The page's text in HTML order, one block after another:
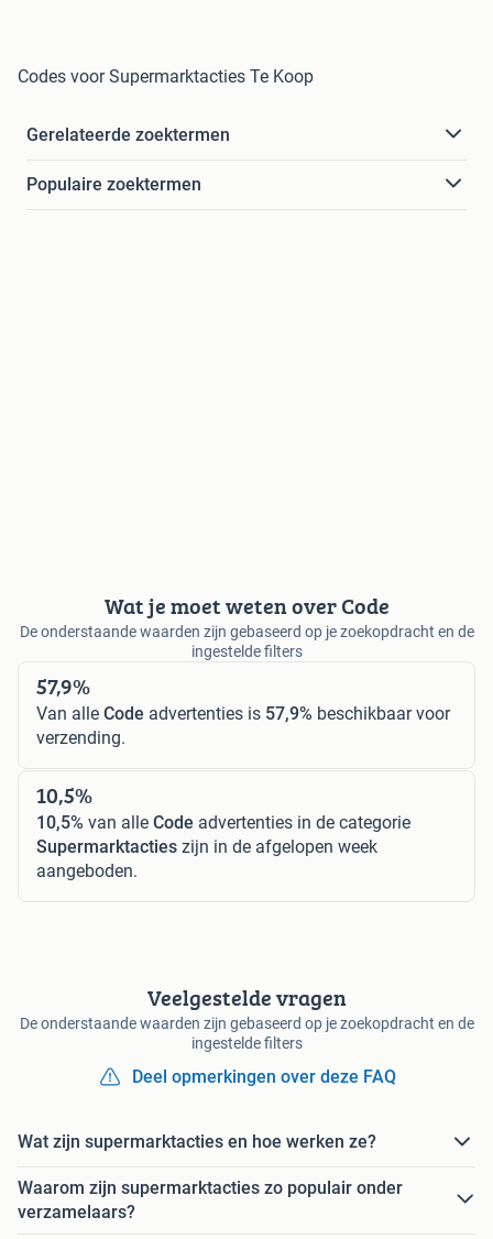
Codes voor Supermarktacties Te Koop
Gerelateerde zoektermen
Populaire zoektermen
Wat je moet weten over Code
De onderstaande waarden zijn gebaseerd op je zoekopdracht en de
ingestelde filters
57,9%
Van alle Code advertenties is 57,9% beschikbaar voor
verzending.
10,5%
10,5% van alle Code advertenties in de categorie
Supermarktacties zijn in de afgelopen week
aangeboden.
Veelgestelde vragen
De onderstaande waarden zijn gebaseerd op je zoekopdracht en de
ingestelde filters
Deel opmerkingen over deze FAQ
Wat zijn supermarktacties en hoe werken ze?
Waarom zijn supermarktacties zo populair onder
verzamelaars?